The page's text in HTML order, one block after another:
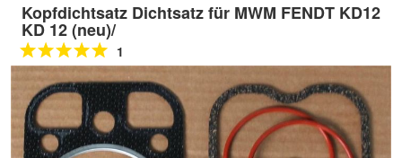
Kopfdichtsatz Dichtsatz für MWM FENDT KD12
KD 12 (neu)/
1